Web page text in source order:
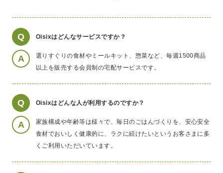
Q Oisixはどんなサービスですか？
A
選りすぐりの食材やミールキット、惣菜など、毎週1500商品
以上を販売する会員制の宅配サービスです。
Q Oisixはどんな人が利用するのですか？
A
家族構成や年齢等は様々で、毎日のごはんづくりを、安心安全
食材でおいしく健康的に、ラクに続けたいというお客さまに多
くご利用いただいています。